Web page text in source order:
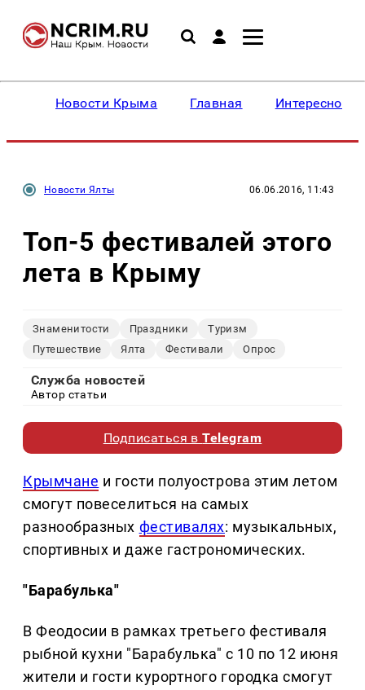
Новости Крыма Главная Интересное
Новости Ялты 06.06.2016, 11:43
Топ-5 фестивалей этого
лета в Крыму
Знаменитости Праздники
Туризм
Путешествие
Ялта Фестивали Опрос
Служба новостей
Автор статьи
Подписаться вTelegram
Крымчане и гости полуострова этим летом
смогут повеселиться на самых
разнообразных фестивалях: музыкальных,
спортивных и даже гастрономических.
"Барабулька"
В Феодосии в рамках третьего фестиваля
рыбной кухни "Барабулька" с 10 по 12 июня
жители и гости курортного городка смогут